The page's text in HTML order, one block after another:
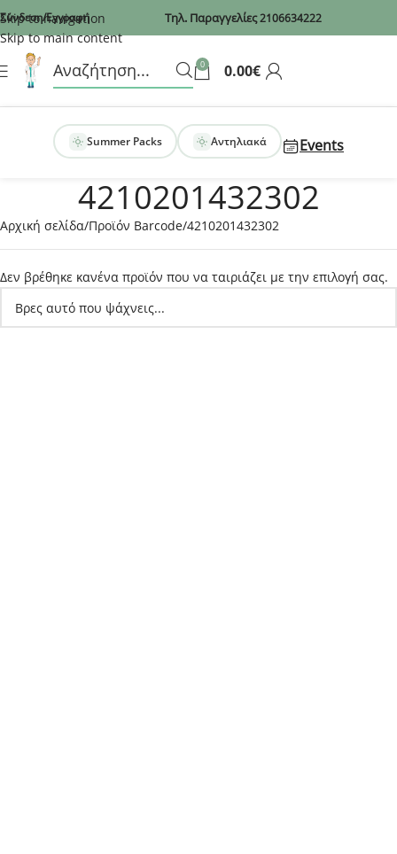
Recaptcha
Skip to navigation
Skip to main content
Σύνδεση/Εγγραφή Τηλ. Παραγγελίες2106634222
0 0.00€
Summer Packs Αντηλιακά Events
4210201432302
Αρχική σελίδα Προϊόν Barcode 4210201432302
Δεν βρέθηκε κανένα προϊόν που να ταιριάζει με την επιλογή σας.